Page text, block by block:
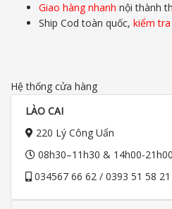
Giao hàng nhanh nội thành
Ship Cod toàn quốc, kiểm
Hệ thống cửa hàng
LÀO CAI
220 Lý Công Uẩn
08h30–11h30 & 14h00-
034567 66 62 / 0393 51 58 21